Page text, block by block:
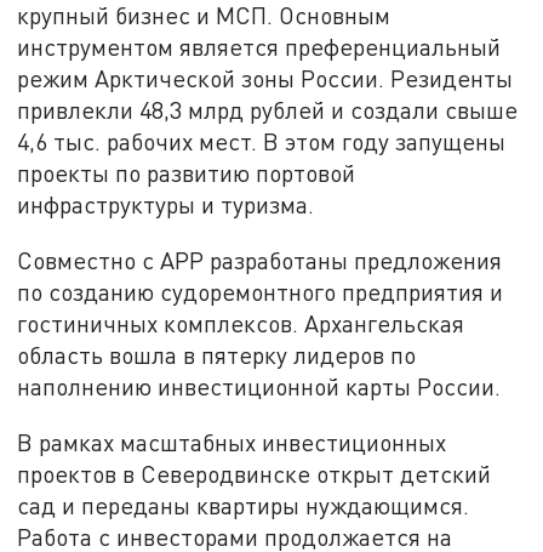
крупный бизнес и МСП. Основным
инструментом является преференциальный
режим Арктической зоны России. Резиденты
привлекли 48,3 млрд рублей и создали свыше
4,6 тыс. рабочих мест. В этом году запущены
проекты по развитию портовой
инфраструктуры и туризма.
Совместно с АРР разработаны предложения
по созданию судоремонтного предприятия и
гостиничных комплексов. Архангельская
область вошла в пятерку лидеров по
наполнению инвестиционной карты России.
В рамках масштабных инвестиционных
проектов в Северодвинске открыт детский
сад и переданы квартиры нуждающимся.
Работа с инвесторами продолжается на